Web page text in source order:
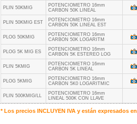
PLIN 50KMIG
POTENCIOMETRO 16mm
CARBON 50K LINEAL
PLIN 50KMIG EST
POTENCIOMETRO 16mm
CARBON 50K LINEAL EST
PLOG 50KMIG
POTENCIOMETRO 16mm
CARBON 50K LOGARITM
PLOG 5K MIG ES
POTENCIOMETRO 16mm
CARBON 5K ESTEREO LOG
PLIN 5KMIG
POTENCIOMETRO 16mm
CARBON 5K LINEAL
PLOG 5KMIG
POTENCIOMETRO 16mm
CARBON 5K0 LOGARITMIC
PLIN 500KMIG/LL
POTENCIOMETRO 16mm
LINEAL 500K CON LLAVE
* Los precios INCLUYEN IVA y están expresados en